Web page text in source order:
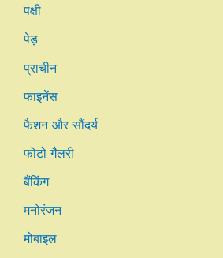
पक्षी
पेड़
प्राचीन
फाइनेंस
फैशन और सौंदर्य
फोटो गैलरी
बैंकिंग
मनोरंजन
मोबाइल